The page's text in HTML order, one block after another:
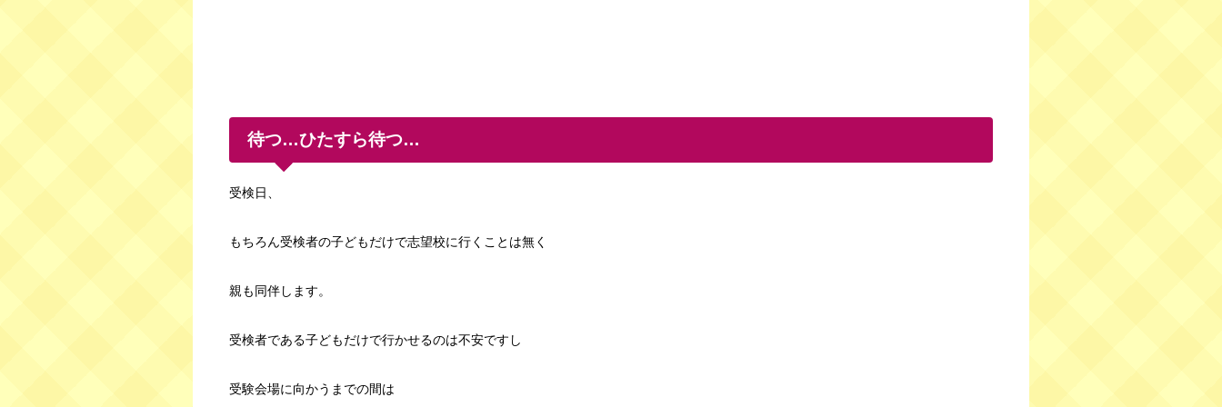
待つ…ひたすら待つ…
受検日、
もちろん受検者の子どもだけで志望校に行くことは無く
親も同伴します。
受検者である子どもだけで行かせるのは不安ですし
受験会場に向かうまでの間は